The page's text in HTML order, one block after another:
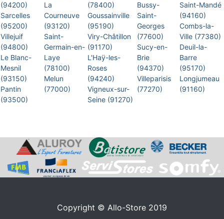
(94200)
Sarcelles
(95200)
Villejuif
(94800)
Le Blanc-
Mesnil
(93150)
Pantin
(93500)
La
Courneuve
(93120)
Saint-
Germain-en-
Laye
(78100)
Melun
(77000)
(78400)
Goussainville
(95190)
Viry-Châtillon
(91170)
L'Haÿ-les-
Roses
(94240)
Vigneux-sur-
Seine (91270)
Bussy-
Saint-
Georges
(77600)
Sucy-en-
Brie
(94370)
Villeparisis
(77270)
Saint-Mandé
(94160)
Combs-la-
Ville (77380)
Deuil-la-
Barre
(95170)
Longjumeau
(91160)
Copyright © Allo-Store 2019